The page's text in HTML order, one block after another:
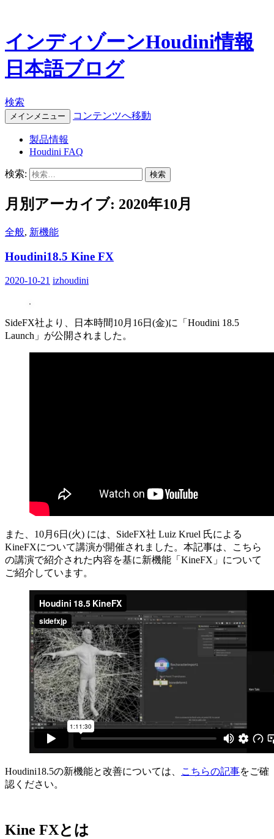
インディゾーンHoudini情報
日本語ブログ
検索
メインメニュー コンテンツへ移動
製品情報
Houdini FAQ
検索:
月別アーカイブ: 2020年10月
全般, 新機能
Houdini18.5 Kine FX
2020-10-21 izhoudini
SideFX社より、日本時間10月16日(金)に「Houdini 18.5
Launch」が公開されました。
また、10月6日(火) には、SideFX社 Luiz Kruel 氏による
KineFXについて講演が開催されました。本記事は、こちら
の講演で紹介された内容を基に新機能「KineFX」について
ご紹介しています。
Houdini18.5の新機能と改善については、 こちらの記事をご確
認ください。
Kine FXとは